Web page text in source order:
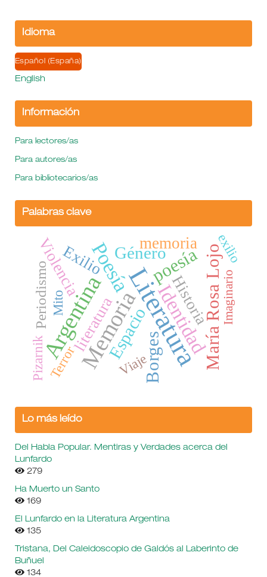
Idioma
Español (España)
English
Información
Para lectores/as
Para autores/as
Para bibliotecarios/as
Palabras clave
Literatura
Memoria
Argentina
Poesía
IdentidadMaría Rosa Lojo
Borges
poesía
Género
Espacio
Violencia memoria
Historia
Exilio
literatura
Periodismo
Viaje
Mito
Pizarnik
exilio
Terror
Imaginario
Lo más leído
Del Habla Popular. Mentiras y Verdades acerca del
Lunfardo
279
Ha Muerto un Santo
169
El Lunfardo en la Literatura Argentina
135
Tristana, Del Caleidoscopio de Galdós al Laberinto de
Buñuel
134